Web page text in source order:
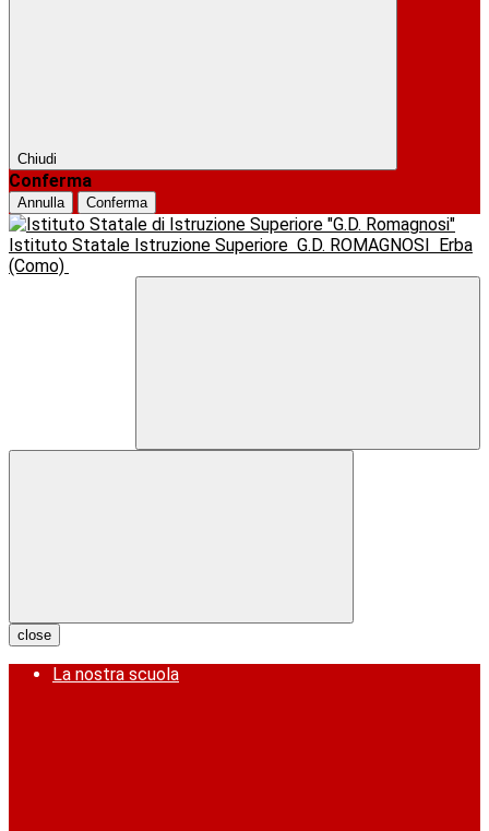
Chiudi
Conferma
Annulla Conferma
Istituto Statale Istruzione Superiore G.D. ROMAGNOSI
Erba
(Como)
close
La nostra scuola